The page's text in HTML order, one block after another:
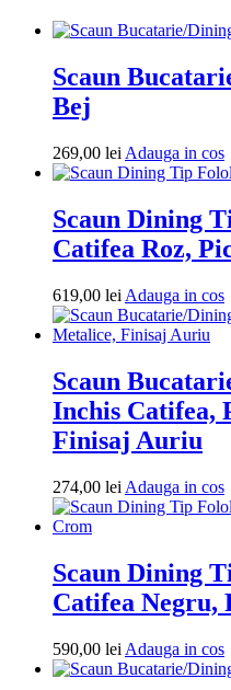
Scaun
Bej
269,00 lei Adauga in cos
Scaun Dining
Catifea Roz,
619,00 lei Adauga in cos
Scaun
Inchis Catifea,
Finisaj Auriu
274,00 lei Adauga in cos
Scaun Dining
Catifea Negru,
590,00 lei Adauga in cos